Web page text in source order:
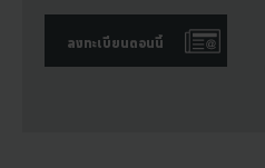
ลงทะเบียนตอนนี้